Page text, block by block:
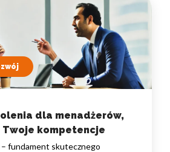
dla menadżerów,
kompetencje
– fundament skutecznego